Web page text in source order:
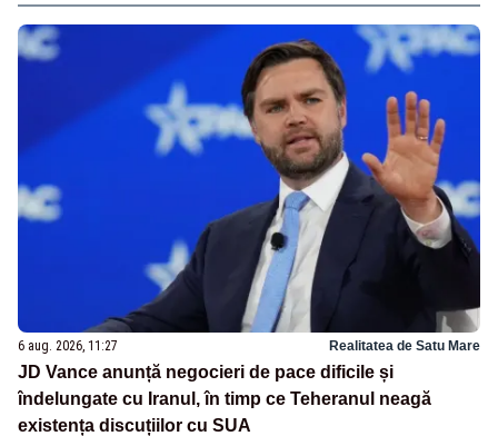
6 aug. 2026, 11:27 Realitatea de Satu Mare
JD Vance anunță negocieri de pace dificile și
îndelungate cu Iranul, în timp ce Teheranul neagă
existența discuțiilor cu SUA